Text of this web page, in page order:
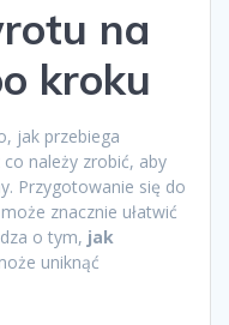
na
kroku
jak przebiega
co należy zrobić, aby
Przygotowanie się do
znacznie ułatwić
o tym, jak
uniknąć